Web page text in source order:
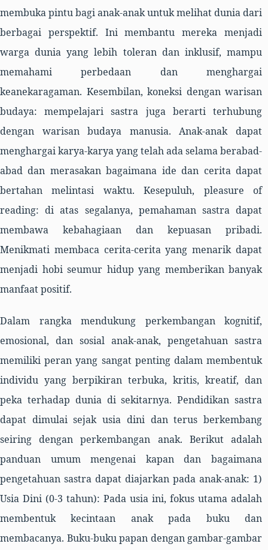
membuka pintu bagi anak-anak untuk melihat dunia dari
berbagai perspektif. Ini membantu mereka menjadi
warga dunia yang lebih toleran dan inklusif, mampu
memahami perbedaan dan menghargai
keanekaragaman. Kesembilan, koneksi dengan warisan
budaya: mempelajari sastra juga berarti terhubung
dengan warisan budaya manusia. Anak-anak dapat
menghargai karya-karya yang telah ada selama berabad-
abad dan merasakan bagaimana ide dan cerita dapat
bertahan melintasi waktu.Kesepuluh, pleasure of
reading: di atas segalanya, pemahaman sastra dapat
membawa kebahagiaan dan kepuasan pribadi.
Menikmati membaca cerita-cerita yang menarik dapat
menjadi hobi seumur hidup yang memberikan banyak
manfaat positif.
Dalam rangka mendukung perkembangan kognitif,
emosional, dan sosial anak-anak, pengetahuan sastra
memiliki peran yang sangat penting dalam membentuk
individu yang berpikiran terbuka, kritis, kreatif, dan
peka terhadap dunia di sekitarnya. Pendidikan sastra
dapat dimulai sejak usia dini dan terus berkembang
seiring dengan perkembangan anak. Berikut adalah
panduan umum mengenai kapan dan bagaimana
pengetahuan sastra dapat diajarkan pada anak-anak: 1)
Usia Dini (0-3 tahun): Pada usia ini, fokus utama adalah
membentuk kecintaan anak pada buku dan
membacanya. Buku-buku papan dengan gambar-gambar